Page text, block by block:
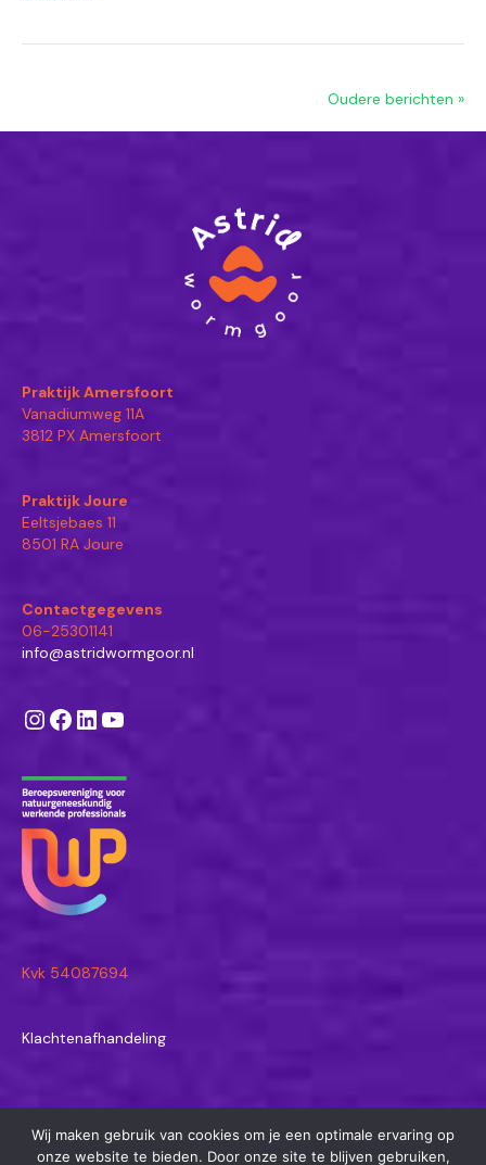
Oudere berichten »
Praktijk Amersfoort
Vanadiumweg 11A
3812 PX Amersfoort
Praktijk Joure
Eeltsjebaes 11
8501 RA Joure
Contactgegevens
06-25301141
info@astridwormgoor.nl
Instagram
Facebook
LinkedIn
YouTube
Kvk 54087694
Klachtenafhandeling
© 2026 Astrid Wormgoor - Natuurgeneeskundige in Amersfoort en
Wij maken gebruik van cookies om je een optimale ervaring op
onze website te bieden. Door onze site te blijven gebruiken,